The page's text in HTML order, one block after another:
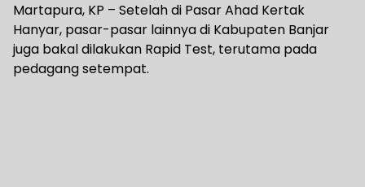
Martapura, KP – Setelah di Pasar Ahad Kertak
Hanyar, pasar-pasar lainnya di Kabupaten Banjar
juga bakal dilakukan Rapid Test, terutama pada
pedagang setempat.